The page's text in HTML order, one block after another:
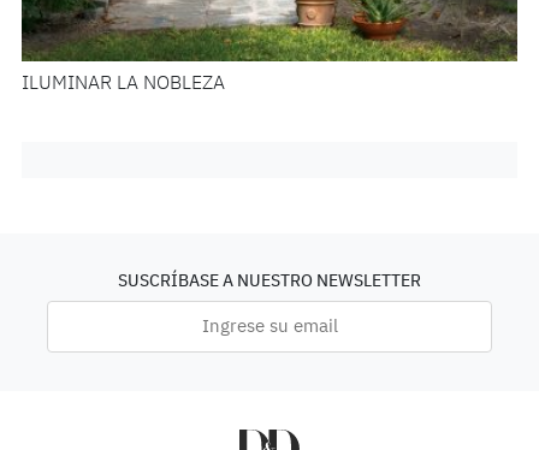
ILUMINAR LA NOBLEZA
SUSCRÍBASE A NUESTRO NEWSLETTER